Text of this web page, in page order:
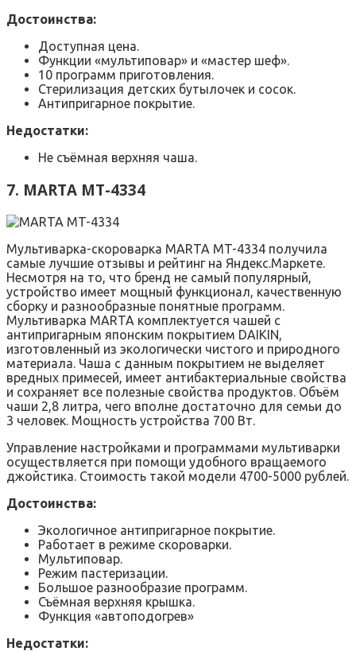
Достоинства:
Доступная цена.
Функции «мультиповар» и «мастер шеф».
10 программ приготовления.
Стерилизация детских бутылочек и сосок.
Антипригарное покрытие.
Недостатки:
Не съёмная верхняя чаша.
7. MARTA MT-4334
Мультиварка-скороварка MARTA MT-4334 получила
самые лучшие отзывы и рейтинг на Яндекс.Маркете.
Несмотря на то, что бренд не самый популярный,
устройство имеет мощный функционал, качественную
сборку и разнообразные понятные программ.
Мультиварка MARTA комплектуется чашей с
антипригарным японским покрытием DAIKIN,
изготовленный из экологически чистого и природного
материала. Чаша с данным покрытием не выделяет
вредных примесей, имеет антибактериальные свойства
и сохраняет все полезные свойства продуктов. Объём
чаши 2,8 литра, чего вполне достаточно для семьи до
3 человек. Мощность устройства 700 Вт.
Управление настройками и программами мультиварки
осуществляется при помощи удобного вращаемого
джойстика. Стоимость такой модели 4700-5000 рублей.
Достоинства:
Экологичное антипригарное покрытие.
Работает в режиме скороварки.
Мультиповар.
Режим пастеризации.
Большое разнообразие программ.
Съёмная верхняя крышка.
Функция «автоподогрев»
Недостатки: